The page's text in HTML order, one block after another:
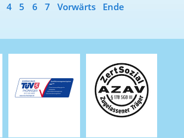
4 5 6 7 Vorwärts Ende